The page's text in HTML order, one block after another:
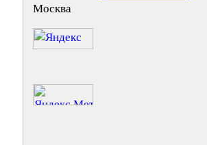
Москва